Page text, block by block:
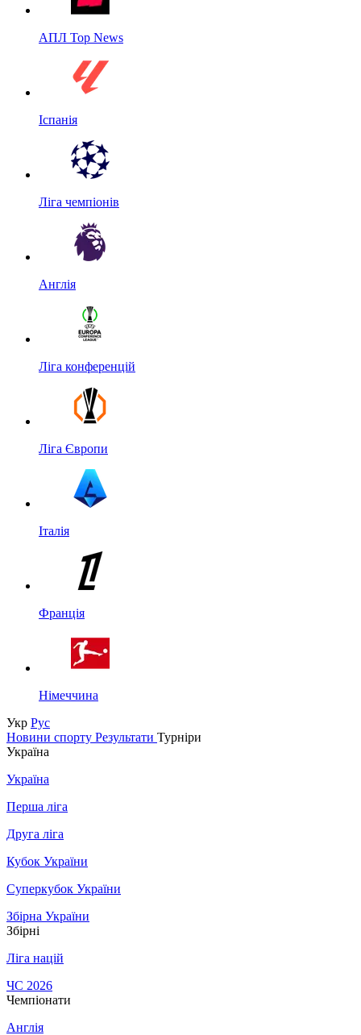
АПЛ Top News
Іспанія
Ліга чемпіонів
Англія
Ліга конференцій
Ліга Європи
Італія
Франція
Німеччина
Укр Рус
Новини спорту Результати Турніри
Україна
Україна
Перша ліга
Друга ліга
Кубок України
Суперкубок України
Збірна України
Збірні
Ліга націй
ЧС 2026
Чемпіонати
Англія